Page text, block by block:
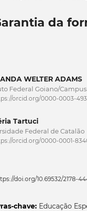
da
WELTER ADAMS
Federal Goiano/
orcid.org/0000-0003-
Tartuci
Federal de Catalão
orcid.org/0000-0001-
doi.org/10.69532/2178-
chave: Educação